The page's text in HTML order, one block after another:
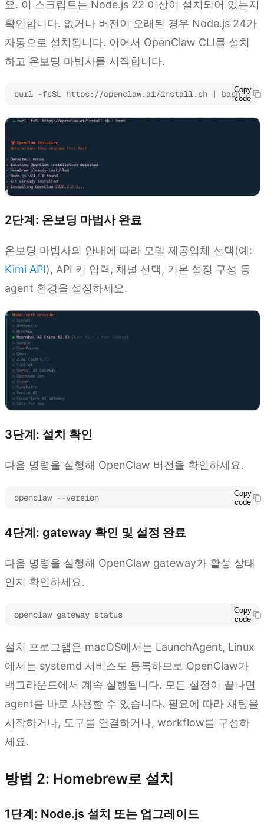
요. 이 스크립트는 Node.js 22 이상이 설치되어 있는지
확인합니다. 없거나 버전이 오래된 경우 Node.js 24가
자동으로 설치됩니다. 이어서 OpenClaw CLI를 설치
하고 온보딩 마법사를 시작합니다.
curl -fsSL https://openclaw.ai/install.sh | bashCopy
code
2단계: 온보딩 마법사 완료
온보딩 마법사의 안내에 따라 모델 제공업체 선택(예:
Kimi API), API 키 입력, 채널 선택, 기본 설정 구성 등
agent 환경을 설정하세요.
3단계: 설치 확인
다음 명령을 실행해 OpenClaw 버전을 확인하세요.
openclaw --version
Copy
code
4단계: gateway 확인 및 설정 완료
다음 명령을 실행해 OpenClaw gateway가 활성 상태
인지 확인하세요.
openclaw gateway status
Copy
code
설치 프로그램은 macOS에서는 LaunchAgent, Linux
에서는 systemd 서비스도 등록하므로 OpenClaw가
백그라운드에서 계속 실행됩니다. 모든 설정이 끝나면
agent를 바로 사용할 수 있습니다. 필요에 따라 채팅을
시작하거나, 도구를 연결하거나, workflow를 구성하
세요.
방법 2: Homebrew로 설치
1단계: Node.js 설치 또는 업그레이드